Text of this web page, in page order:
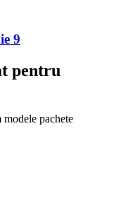
9
pentru
pachete